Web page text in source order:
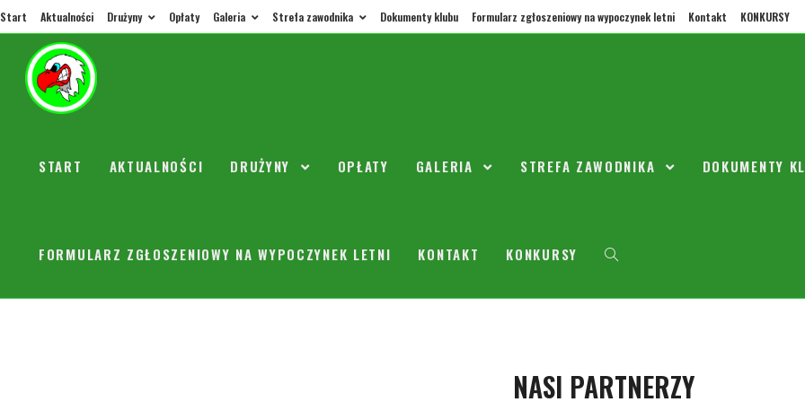
Start Aktualności Drużyny Opłaty Galeria Strefa zawodnika Dokumenty klubu Formularz zgłoszeniowy na wypoczynek letni Kontakt KONKURSY
START AKTUALNOŚCI DRUŻYNY OPŁATY GALERIA STREFA ZAWODNIKA DOKUMENTY
FORMULARZ ZGŁOSZENIOWY NA WYPOCZYNEK LETNI KONTAKT KONKURSY
Na stronach Seniorów 2005 I i 2005 II rozstały umieszczone
NASI PARTNERZY